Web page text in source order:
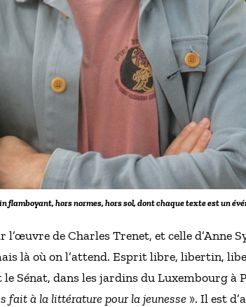
flamboyant, hors normes, hors sol, dont chaque texte est un
de Charles Trenet, et celle d’Anne
là où on l’attend. Esprit libre, libertin,
le Sénat, dans les jardins du Luxembourg
fait à la littérature pour la jeunesse ». Il est